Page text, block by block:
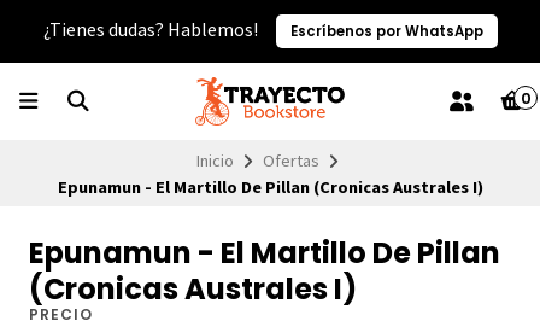
¿Tienes dudas? Hablemos! Escríbenos por WhatsApp
0
Inicio
Ofertas
Epunamun - El Martillo De Pillan (Cronicas Australes I)
Epunamun - El Martillo De Pillan
(Cronicas Australes I)
PRECIO